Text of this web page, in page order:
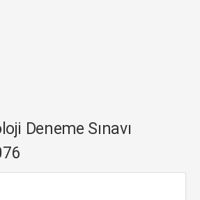
Deneme Sınavı